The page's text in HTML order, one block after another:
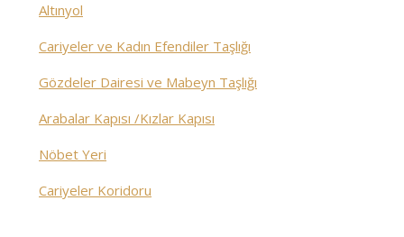
Altınyol
Cariyeler ve Kadın Efendiler Taşlığı
Gözdeler Dairesi ve Mabeyn Taşlığı
Arabalar Kapısı /Kızlar Kapısı
Nöbet Yeri
Cariyeler Koridoru